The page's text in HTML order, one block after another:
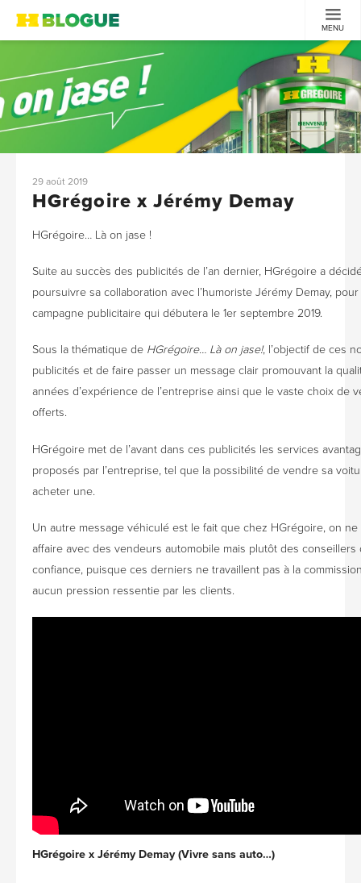
MENU
29 août 2019
HGrégoire x Jérémy Demay
HGrégoire… Là on jase !
Suite au succès des publicités de l’an dernier, HGrégoire a
poursuivre sa collaboration avec l’humoriste Jérémy Demay,
campagne publicitaire qui débutera le 1er septembre 2019.
Sous la thématique de HGrégoire… Là on jase!, l’objectif de ces
publicités et de faire passer un message clair promouvant la
années d’expérience de l’entreprise ainsi que le vaste choix de
offerts.
HGrégoire met de l’avant dans ces publicités les services
proposés par l’entreprise, tel que la possibilité de vendre sa
acheter une.
Un autre message véhiculé est le fait que chez HGrégoire, on ne
affaire avec des vendeurs automobile mais plutôt des conseillers
confiance, puisque ces derniers ne travaillent pas à la
aucun pression ressentie par les clients.
HGrégoire x Jérémy Demay (Vivre sans auto…)